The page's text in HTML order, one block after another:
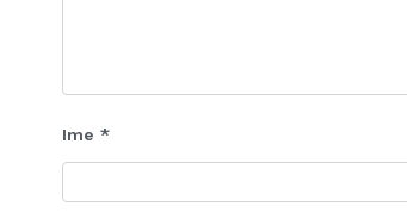
Ime *